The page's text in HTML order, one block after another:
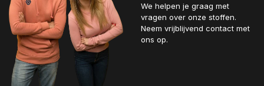
We helpen je graag met
vragen over onze stoffen.
Neem vrijblijvend contact met
ons op.